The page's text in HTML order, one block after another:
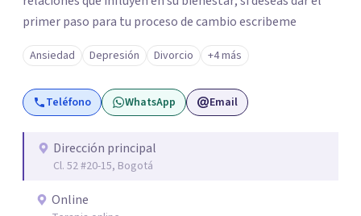
primer paso para tu proceso de cambio escribeme
Ansiedad Depresión Divorcio +4 más
Teléfono WhatsApp Email
Dirección principal
Cl. 52 #20-15, Bogotá
Online